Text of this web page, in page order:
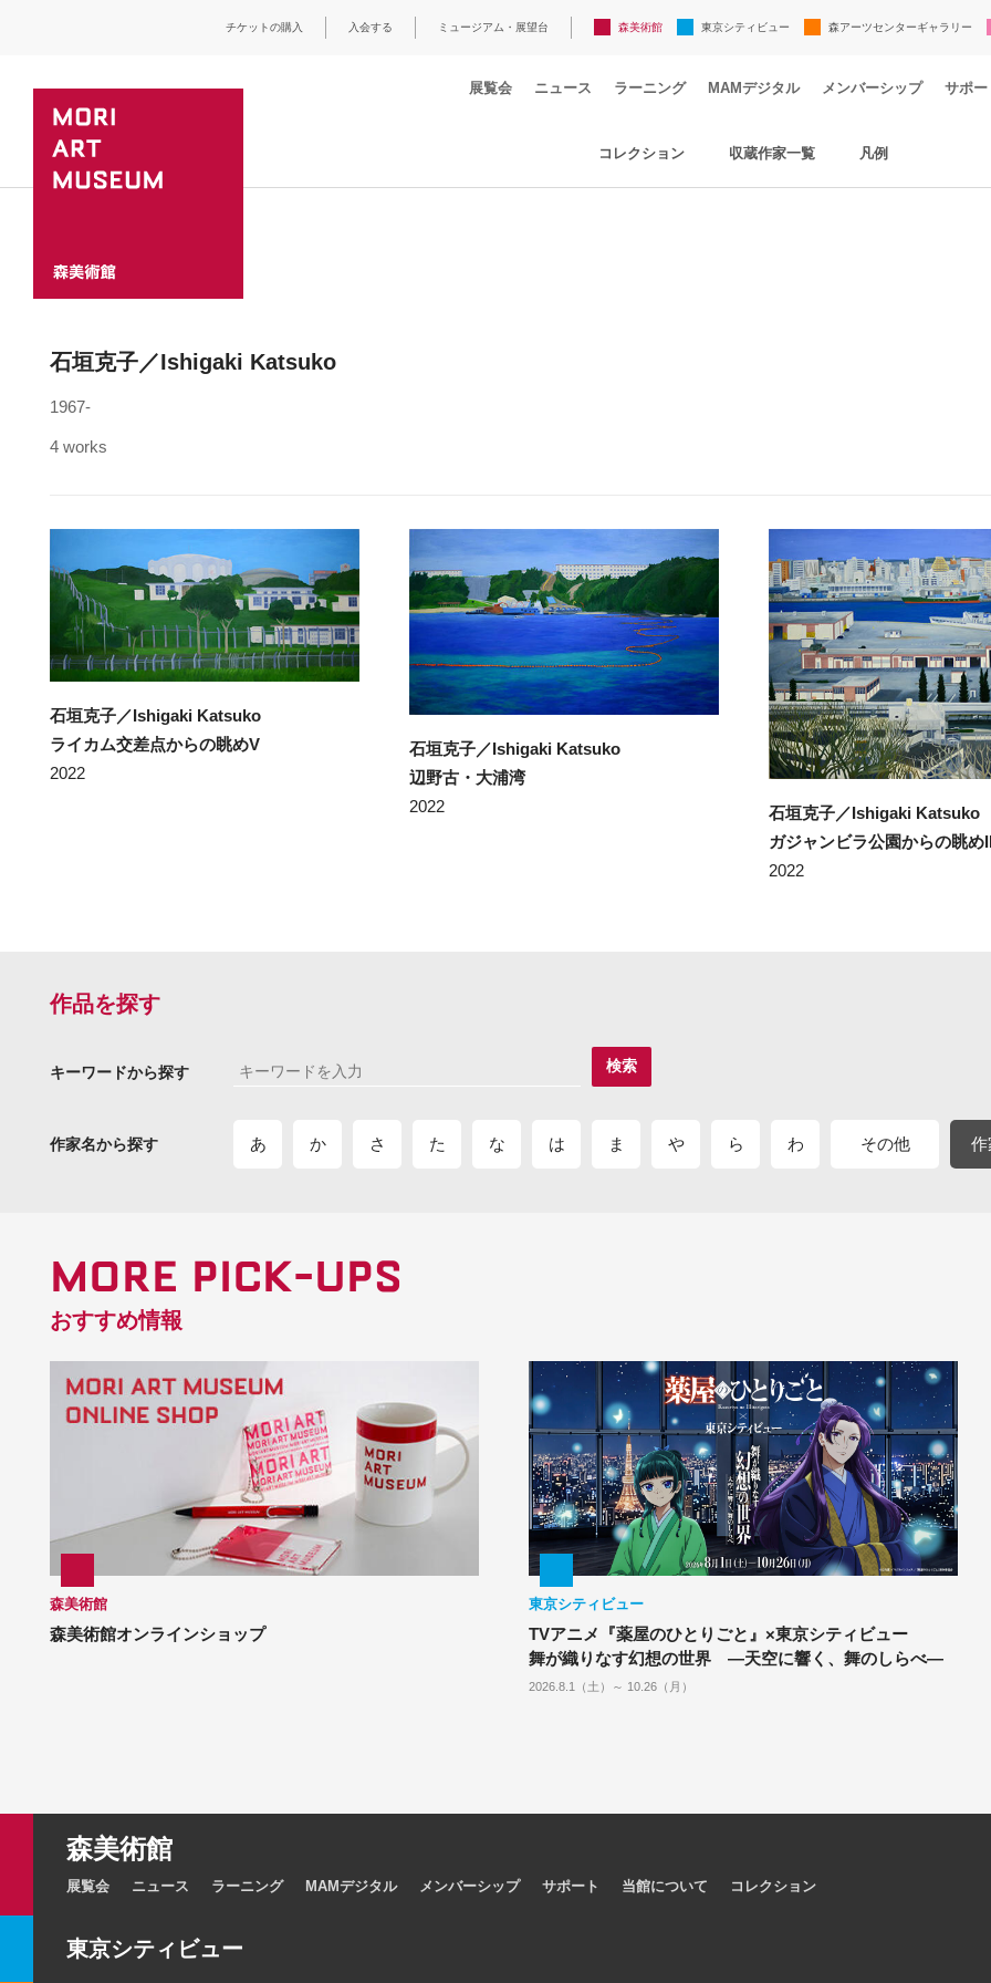
チケットの購入 入会する ミュージアム・展望台 森美術館 東京シティビュー 森アーツセンターギャラリー
展覧会 ニュース ラーニング MAMデジタル メンバーシップ サポー
コレクション 収蔵作家一覧 凡例
石垣克子／Ishigaki Katsuko
1967-
4 works
石垣克子／Ishigaki Katsuko
ライカム交差点からの眺めV
2022
石垣克子／Ishigaki Katsuko
辺野古・大浦湾
2022
石垣克子／Ishigaki Katsuko
ガジャンビラ公園からの眺め
2022
作品を探す
キーワードから探す 検索
作家名から探す あ か さ た な は ま や ら わ その他 作
MORE PICK-UPS
おすすめ情報
森美術館
森美術館オンラインショップ
東京シティビュー
TVアニメ『薬屋のひとりごと』×東京シティビュー
舞が織りなす幻想の世界 ―天空に響く、舞のしらべ―
2026.8.1（土）～ 10.26（月）
森美術館
展覧会 ニュース ラーニング MAMデジタル メンバーシップ サポート 当館について コレクション
東京シティビュー